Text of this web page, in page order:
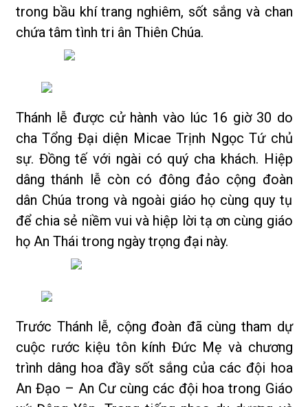
trong bầu khí trang nghiêm, sốt sắng và chan
chứa tâm tình tri ân Thiên Chúa.
Thánh lễ được cử hành vào lúc 16 giờ 30 do
cha Tổng Đại diện Micae Trịnh Ngọc Tứ chủ
sự. Đồng tế với ngài có quý cha khách. Hiệp
dâng thánh lễ còn có đông đảo cộng đoàn
dân Chúa trong và ngoài giáo họ cùng quy tụ
để chia sẻ niềm vui và hiệp lời tạ ơn cùng giáo
họ An Thái trong ngày trọng đại này.
Trước Thánh lễ, cộng đoàn đã cùng tham dự
cuộc rước kiệu tôn kính Đức Mẹ và chương
trình dâng hoa đầy sốt sắng của các đội hoa
An Đạo – An Cư cùng các đội hoa trong Giáo